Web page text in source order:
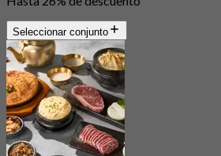
Seleccionar conjunto